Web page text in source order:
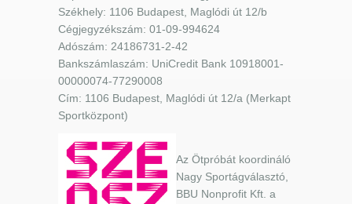
Székhely: 1106 Budapest, Maglódi út 12/b
Cégjegyzékszám: 01-09-994624
Adószám: 24186731-2-42
Bankszámlaszám: UniCredit Bank 10918001-
00000074-77290008
Cím: 1106 Budapest, Maglódi út 12/a (Merkapt
Sportközpont)
Az Ötpróbát koordináló
Nagy Sportágválasztó,
BBU Nonprofit Kft. a